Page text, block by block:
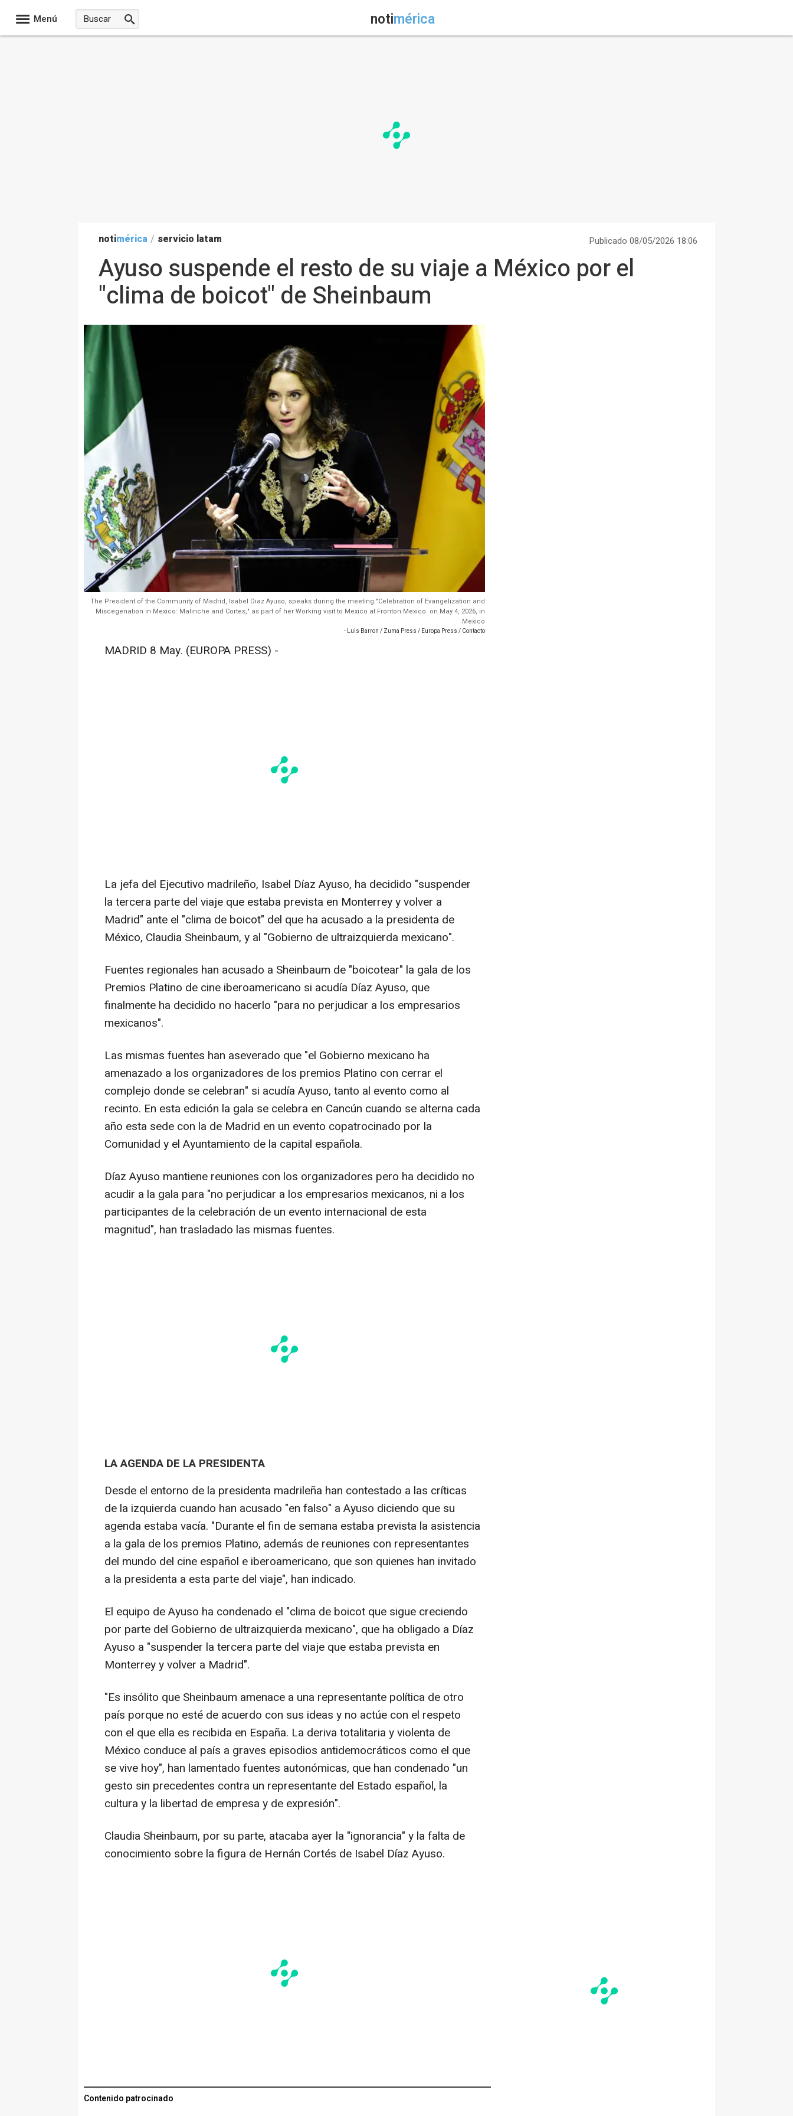
Menú notimérica
notimérica / servicio latam Publicado 08/05/2026 18:06
Ayuso suspende el resto de su viaje a México por el
"clima de boicot" de Sheinbaum
The President of the Community of Madrid, Isabel Diaz Ayuso, speaks during the meeting "Celebration of Evangelization and
Miscegenation in Mexico: Malinche and Cortes," as part of her Working visit to Mexico at Fronton Mexico. on May 4, 2026, in
Mexico
- Luis Barron / Zuma Press / Europa Press / Contacto
MADRID 8 May. (EUROPA PRESS) -
La jefa del Ejecutivo madrileño, Isabel Díaz Ayuso, ha decidido "suspender
la tercera parte del viaje que estaba prevista en Monterrey y volver a
Madrid" ante el "clima de boicot" del que ha acusado a la presidenta de
México, Claudia Sheinbaum, y al "Gobierno de ultraizquierda mexicano".
Fuentes regionales han acusado a Sheinbaum de "boicotear" la gala de los
Premios Platino de cine iberoamericano si acudía Díaz Ayuso, que
finalmente ha decidido no hacerlo "para no perjudicar a los empresarios
mexicanos".
Las mismas fuentes han aseverado que "el Gobierno mexicano ha
amenazado a los organizadores de los premios Platino con cerrar el
complejo donde se celebran" si acudía Ayuso, tanto al evento como al
recinto. En esta edición la gala se celebra en Cancún cuando se alterna cada
año esta sede con la de Madrid en un evento copatrocinado por la
Comunidad y el Ayuntamiento de la capital española.
Díaz Ayuso mantiene reuniones con los organizadores pero ha decidido no
acudir a la gala para "no perjudicar a los empresarios mexicanos, ni a los
participantes de la celebración de un evento internacional de esta
magnitud", han trasladado las mismas fuentes.
LA AGENDA DE LA PRESIDENTA
Desde el entorno de la presidenta madrileña han contestado a las críticas
de la izquierda cuando han acusado "en falso" a Ayuso diciendo que su
agenda estaba vacía. "Durante el fin de semana estaba prevista la asistencia
a la gala de los premios Platino, además de reuniones con representantes
del mundo del cine español e iberoamericano, que son quienes han invitado
a la presidenta a esta parte del viaje", han indicado.
El equipo de Ayuso ha condenado el "clima de boicot que sigue creciendo
por parte del Gobierno de ultraizquierda mexicano", que ha obligado a Díaz
Ayuso a "suspender la tercera parte del viaje que estaba prevista en
Monterrey y volver a Madrid".
"Es insólito que Sheinbaum amenace a una representante política de otro
país porque no esté de acuerdo con sus ideas y no actúe con el respeto
con el que ella es recibida en España. La deriva totalitaria y violenta de
México conduce al país a graves episodios antidemocráticos como el que
se vive hoy", han lamentado fuentes autonómicas, que han condenado "un
gesto sin precedentes contra un representante del Estado español, la
cultura y la libertad de empresa y de expresión".
Claudia Sheinbaum, por su parte, atacaba ayer la "ignorancia" y la falta de
conocimiento sobre la figura de Hernán Cortés de Isabel Díaz Ayuso.
Contenido patrocinado